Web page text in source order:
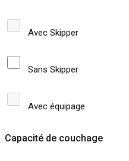
Avec Skipper
Sans Skipper
Avec équipage
Capacité de couchage